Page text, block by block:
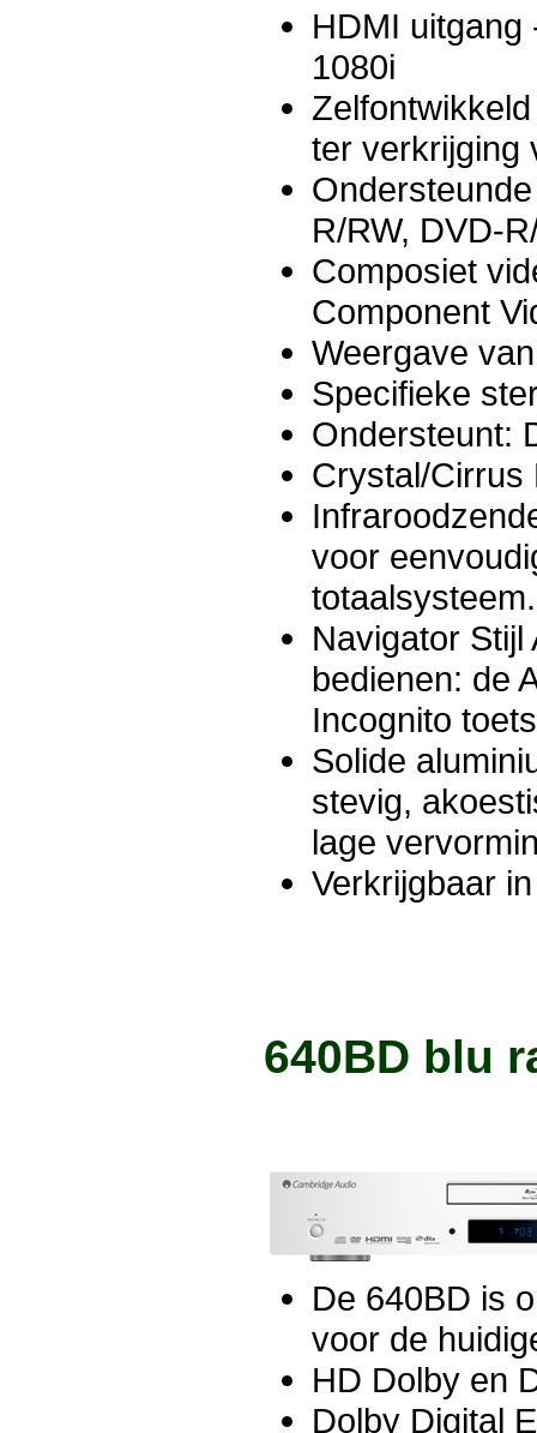
HDMI uitgang
1080i
ter verkrijging
R/RW, DVD-
Composiet
Component
Weergave
Specifieke
Ondersteunt:
Crystal/Cirrus
voor
totaalsysteem.
Navigator
bedienen: de
Incognito
Solide
stevig,
lage
Verkrijgbaar
640BD blu
De 640BD is
voor de
HD Dolby en
Dolby Digital